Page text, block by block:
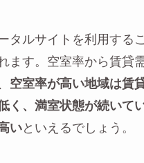
タルサイトを利用する
ます。空室率から賃貸
空室率が高い地域は賃
く、満室状態が続いて
いといえるでしょう。